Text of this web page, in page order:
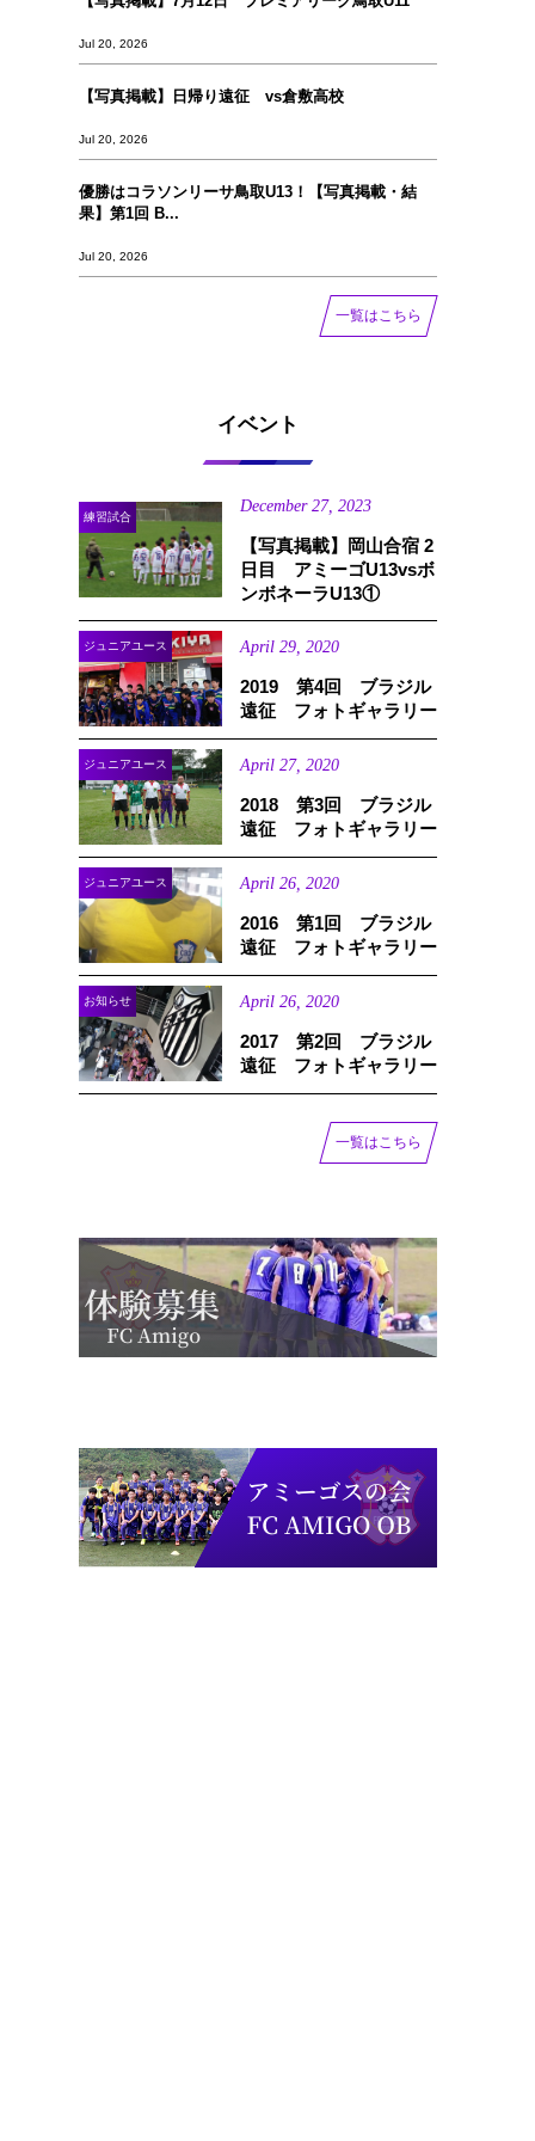
Jul 20, 2026
【写真掲載】日帰り遠征 vs倉敷高校
Jul 20, 2026
優勝はコラソンリーサ鳥取U13！【写真掲載‪‪‪︎︎・結
果】第1回 B...
Jul 20, 2026
一覧はこちら
イベント
練習試合
December 27, 2023
【写真掲載】岡山合宿 2
日目 アミーゴU13vsボ
ンボネーラU13①
ジュニアユース April 29 2020
2019 第4回 ブラジル
遠征 フォトギャラリー
ジュニアユース April 27, 2020
2018 第3回 ブラジル
遠征 フォトギャラリー
ジュニアユース April 26 2020
2016 第1回 ブラジル
遠征 フォトギャラリー
お知らせ April 26 2020
2017 第2回 ブラジル
遠征 フォトギャラリー
一覧はこちら